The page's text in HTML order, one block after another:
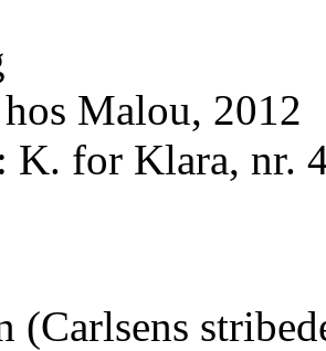
Malou, 2012
K. for Klara, nr.
(Carlsens